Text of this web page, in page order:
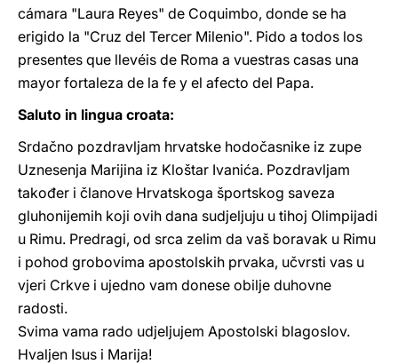
cámara "Laura Reyes" de Coquimbo, donde se ha
erigido la "Cruz del Tercer Milenio". Pido a todos los
presentes que llevéis de Roma a vuestras casas una
mayor fortaleza de la fe y el afecto del Papa.
Saluto in lingua croata:
Srdačno pozdravljam hrvatske hodočasnike iz zupe
Uznesenja Marijina iz Kloštar Ivanića. Pozdravljam
također i članove Hrvatskoga športskog saveza
gluhonijemih koji ovih dana sudjeljuju u tihoj Olimpijadi
u Rimu. Predragi, od srca zelim da vaš boravak u Rimu
i pohod grobovima apostolskih prvaka, učvrsti vas u
vjeri Crkve i ujedno vam donese obilje duhovne
radosti.
Svima vama rado udjeljujem Apostolski blagoslov.
Hvaljen Isus i Marija!